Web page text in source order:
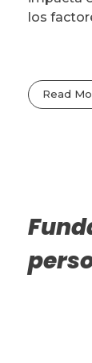
los
Read